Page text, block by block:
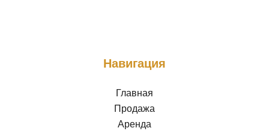
Навигация
Главная
Продажа
Аренда